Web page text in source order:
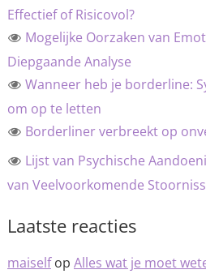
Effectief of Risicovol?
Mogelijke Oorzaken van
Diepgaande Analyse
Wanneer heb je borderline:
om op te letten
Borderliner verbreekt op
Lijst van Psychische
van Veelvoorkomende
Laatste reacties
maiselfop Alles wat je moet